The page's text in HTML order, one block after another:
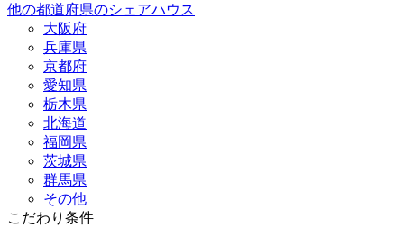
他の都道府県のシェアハウス
大阪府
兵庫県
京都府
愛知県
栃木県
北海道
福岡県
茨城県
群馬県
その他
こだわり条件